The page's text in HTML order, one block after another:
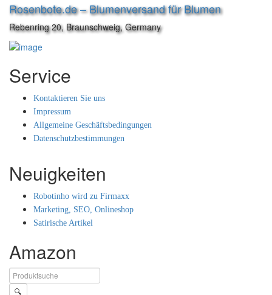
Rosenbote.de – Blumenversand für Blumen
Rebenring 20, Braunschweig, Germany
Service
Kontaktieren Sie uns
Impressum
Allgemeine Geschäftsbedingungen
Datenschutzbestimmungen
Neuigkeiten
Robotinho wird zu Firmaxx
Marketing, SEO, Onlineshop
Satirische Artikel
Amazon
🔍